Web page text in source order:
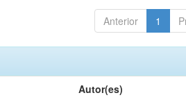
Anterior 1
Autor(es)